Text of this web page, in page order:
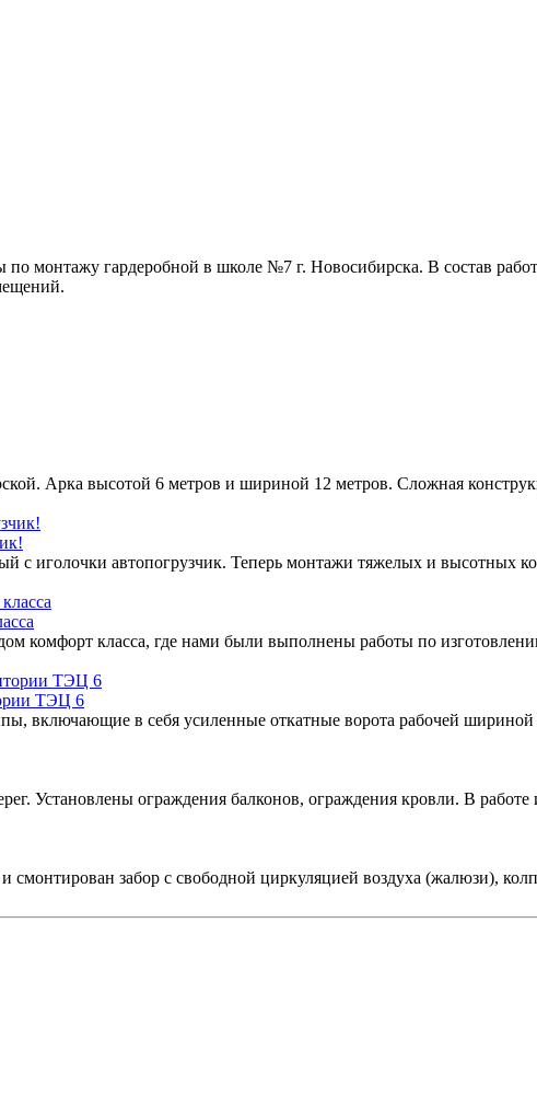
по монтажу гардеробной в школе №7 г. Новосибирска. В состав
Арка высотой 6 метров и шириной 12 метров. Сложная
иголочки автопогрузчик. Теперь монтажи тяжелых и высотных
комфорт класса, где нами были выполнены работы по
ТЭЦ 6
включающие в себя усиленные откатные ворота рабочей шириной
Установлены ограждения балконов, ограждения кровли. В
смонтирован забор с свободной циркуляцией воздуха (жалюзи),